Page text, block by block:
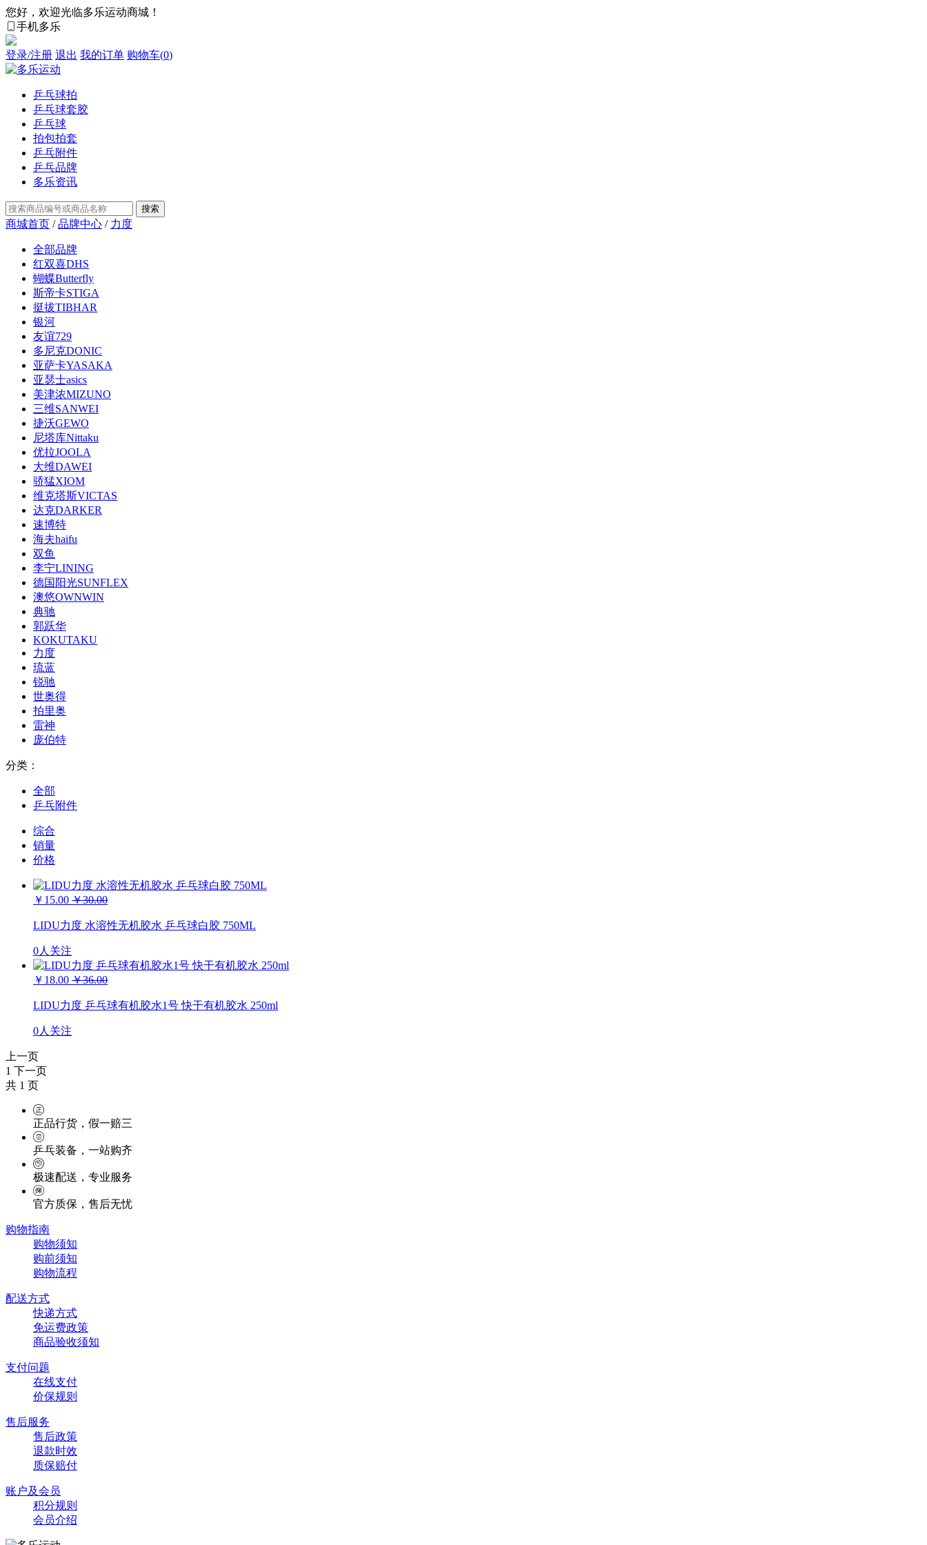
您好，欢迎光临多乐运动商城！
手机多乐
登录/注册 退出 我的订单 购物车(0)
乒乓球拍
乒乓球套胶
乒乓球
拍包拍套
乒乓附件
乒乓品牌
多乐资讯
商城首页 /品牌中心 / 力度
全部品牌
红双喜DHS
蝴蝶Butterfly
斯帝卡STIGA
挺拔TIBHAR
银河
友谊729
多尼克DONIC
亚萨卡YASAKA
亚瑟士asics
美津浓MIZUNO
三维SANWEI
捷沃GEWO
尼塔库Nittaku
优拉JOOLA
大维DAWEI
骄猛XIOM
维克塔斯VICTAS
达克DARKER
速博特
海夫haifu
双鱼
李宁LINING
德国阳光SUNFLEX
澳悠OWNWIN
典驰
郭跃华
KOKUTAKU
力度
琉蓝
锐驰
世奥得
拍里奥
雷神
庞伯特
分类：
全部
乒乓附件
综合
销量
价格
￥15.00 ￥30.00
LIDU力度 水溶性无机胶水 乒乓球白胶 750ML
0人关注
￥18.00 ￥36.00
LIDU力度 乒乓球有机胶水1号 快干有机胶水 250ml
0人关注
上一页
1 下一页
共 1 页
正品行货，假一赔三
乒乓装备，一站购齐
极速配送，专业服务
官方质保，售后无忧
购物指南
购物须知
购前须知
购物流程
配送方式
快递方式
免运费政策
商品验收须知
支付问题
在线支付
价保规则
售后服务
售后政策
退款时效
质保赔付
账户及会员
积分规则
会员介绍